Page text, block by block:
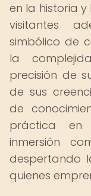
en la historia
visitantes
simbólico de
la
precisión de
de sus
de
práctica en
inmersión
despertando
quienes